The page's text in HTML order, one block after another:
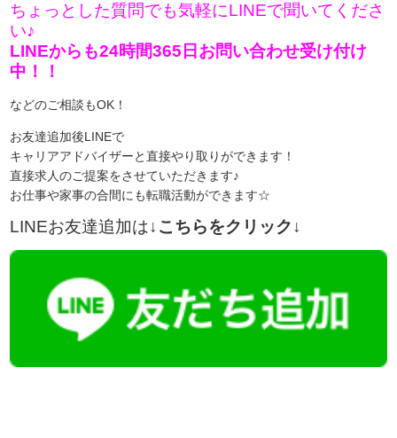
ちょっとした質問でも気軽にLINEで聞いてくださ
い♪
LINEからも24時間365日お問い合わせ受け付け
中！！
などのご相談もOK！
お友達追加後LINEで
キャリアアドバイザーと直接やり取りができます！
直接求人のご提案をさせていただきます♪
お仕事や家事の合間にも転職活動ができます☆
LINEお友達追加は↓こちらをクリック↓